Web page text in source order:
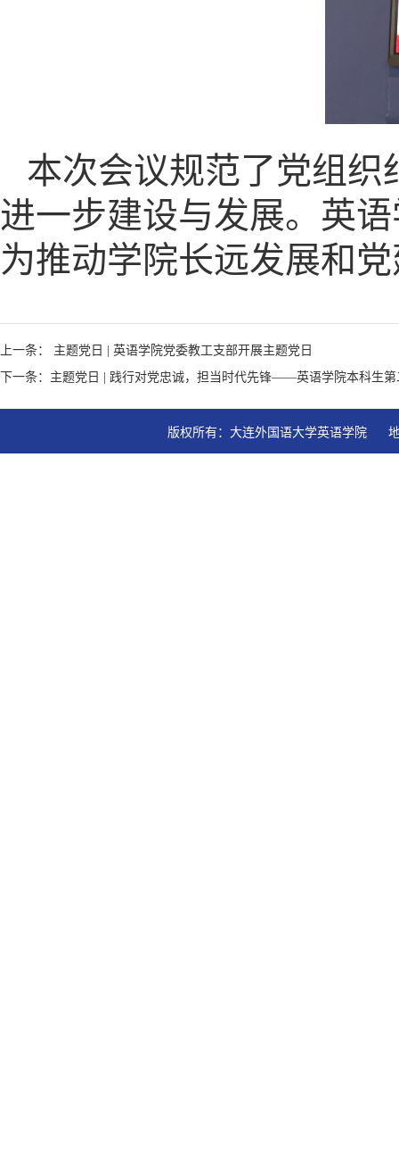
本次会议规范了党组
进一步建设与发展。英
为推动学院长远发展和
上一条： 主题党日 | 英语学院党委教工支部开展主题党日
下一条：主题党日 | 践行对党忠诚，担当时代先锋——英语学院本科生
版权所有：大连外国语大学英语学院